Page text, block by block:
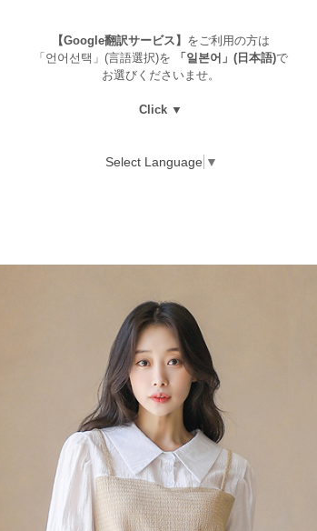
【Google翻訳サービス】 をご利用の方は
「언어선택」(言語選択)を
「일본어」(日本語)で
お選びくださいませ。
Click ▼
Select Language ▼